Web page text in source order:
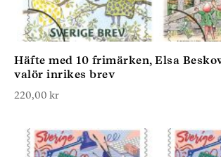
Häfte med 10 frimärken, Elsa
valör inrikes brev
220,00 kr